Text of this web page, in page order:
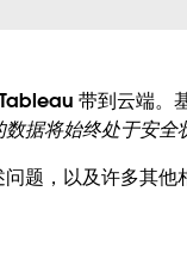
带到云端。
据将始终处于安
题，以及许多其